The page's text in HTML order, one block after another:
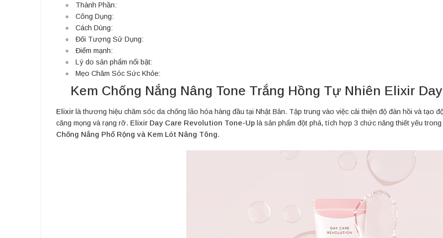
Thành Phần:
Công Dụng:
Cách Dùng:
Đối Tượng Sử Dụng:
Điểm mạnh:
Lý do sản phẩm nổi bật:
Mẹo Chăm Sóc Sức Khỏe:
Kem Chống Nắng Nâng Tone Trắng Hồng Tự Nhiên Elixir
Elixir là thương hiệu chăm sóc da chống lão hóa hàng đầu tại Nhật Bản. Tập trung vào việc cải thiện độ đàn hồi và tạo
căng mọng và rạng rỡ. Elixir Day Care Revolution Tone-Up là sản phẩm đột phá, tích hợp 3 chức năng thiết yếu
Chống Nắng Phổ Rộng và Kem Lót Nâng Tông.